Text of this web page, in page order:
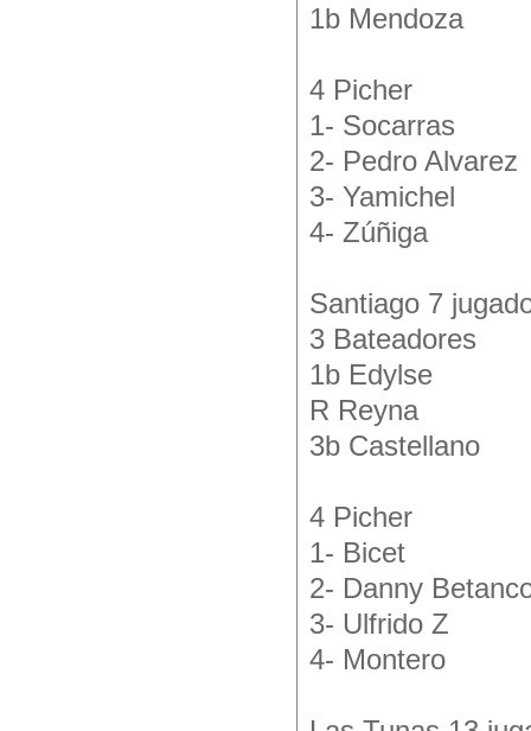
1b Mendoza
4 Picher
1- Socarras
2- Pedro Alvarez
3- Yamichel
4- Zúñiga
Santiago 7
3 Bateadores
1b Edylse
R Reyna
3b Castellano
4 Picher
1- Bicet
2- Danny
3- Ulfrido Z
4- Montero